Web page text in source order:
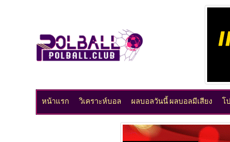
หน้าแรก วิเคราะห์บอล ผลบอลวันนี้ ผลบอลมีเสียง โ